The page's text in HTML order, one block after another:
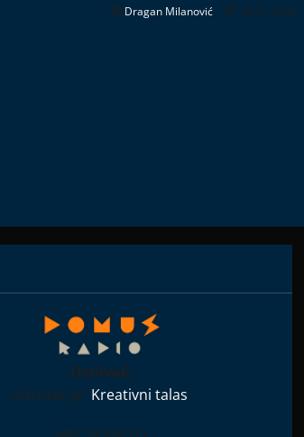
Dragan Milanović 28.07.2026
Osnivač:
Udruženje "Kreativni talas"